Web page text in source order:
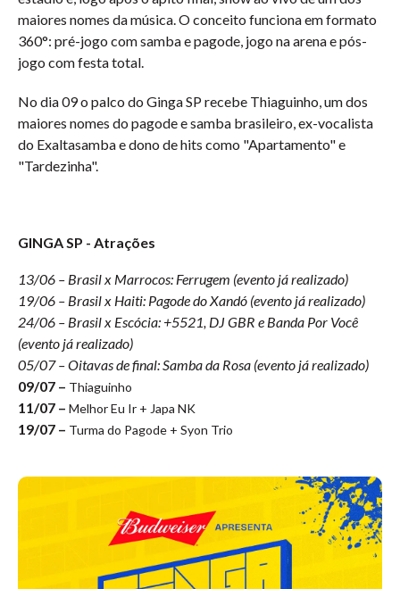
maiores nomes da música. O conceito funciona em formato
360°: pré-jogo com samba e pagode, jogo na arena e pós-
jogo com festa total.
No dia 09 o palco do Ginga SP recebe Thiaguinho, um dos
maiores nomes do pagode e samba brasileiro, ex-vocalista
do Exaltasamba e dono de hits como "Apartamento" e
"Tardezinha".
GINGA SP - Atrações
13/06 – Brasil x Marrocos: Ferrugem (evento já realizado)
19/06 – Brasil x Haiti: Pagode do Xandó (evento já realizado)
24/06 – Brasil x Escócia: +5521, DJ GBR e Banda Por Você
(evento já realizado)
05/07 – Oitavas de final: Samba da Rosa (evento já realizado)
09/07 – Thiaguinho
11/07 – Melhor Eu Ir + Japa NK
19/07 – Turma do Pagode + Syon Trio